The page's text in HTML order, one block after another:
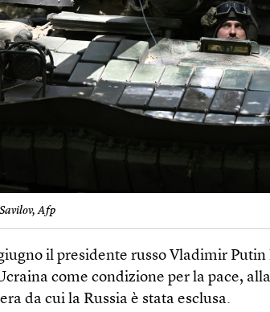
Afp
il presidente russo Vladimir Putin
come condizione per la pace,
da cui la Russia è stata esclusa.